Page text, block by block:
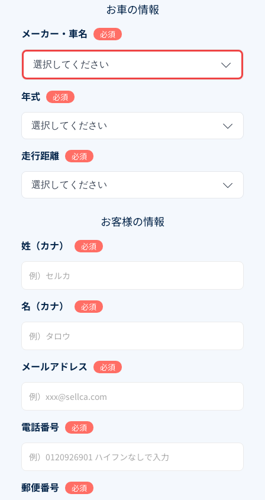
お車の情報
メーカー・車名 必須
選択してください
年式 必須
選択してください
走行距離 必須
選択してください
お客様の情報
姓（カナ） 必須
名（カナ） 必須
メールアドレス 必須
電話番号 必須
郵便番号 必須